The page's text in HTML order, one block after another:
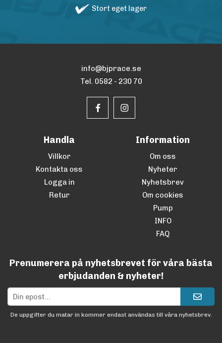
Stort eget lager
info@bjprace.se
Tel. 0582 - 230 70
Handla
Villkor
Kontakta oss
Logga in
Retur
Information
Om oss
Nyheter
Nyhetsbrev
Om cookies
Pump
INFO
FAQ
Prenumerera på nyhetsbrevet för våra bästa
erbjudanden & nyheter!
De uppgifter du matar in kommer endast användas till våra nyhetsbrev.